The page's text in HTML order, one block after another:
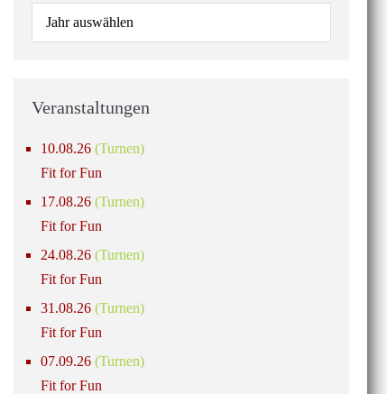
Veranstaltungen
10.08.26 (Turnen)
Fit for Fun
17.08.26 (Turnen)
Fit for Fun
24.08.26 (Turnen)
Fit for Fun
31.08.26 (Turnen)
Fit for Fun
07.09.26 (Turnen)
Fit for Fun